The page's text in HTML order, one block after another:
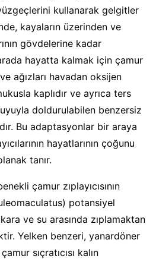
yüzgeçlerini kullanarak gelgitler
kayaların üzerinden ve
gövdelerine kadar
hayatta kalmak için çamur
ve ağızları havadan oksijen
kaplıdır ve ayrıca ters
doldurulabilen benzersiz
Bu adaptasyonlar bir araya
hayatlarının çoğunu
tanır.
çamur zıplayıcısının
potansiyel
ve su arasında zıplamaktan
Yelken benzeri, yanardöner
sıçratıcısı kalın